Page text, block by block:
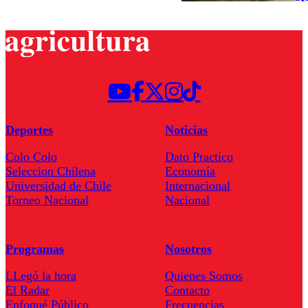
Deportes
Colo Colo
Seleccion Chilena
Universidad de Chile
Torneo Nacional
Noticias
Dato Practico
Economía
Internacional
Nacional
Programas
LLegó la hora
El Radar
Enfoqué Público
Nosotros
Quienes Somos
Contacto
Frecuencias